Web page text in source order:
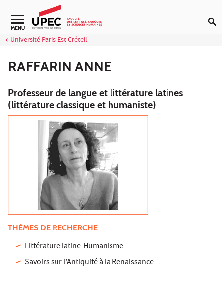
Aller au contenu
Navigation secondaire
MENU
Université Paris-Est Créteil
RAFFARIN ANNE
Professeur de langue et littérature latines
(littérature classique et humaniste)
THÈMES DE RECHERCHE
Littérature latine-Humanisme
Savoirs sur l’Antiquité à la Renaissance